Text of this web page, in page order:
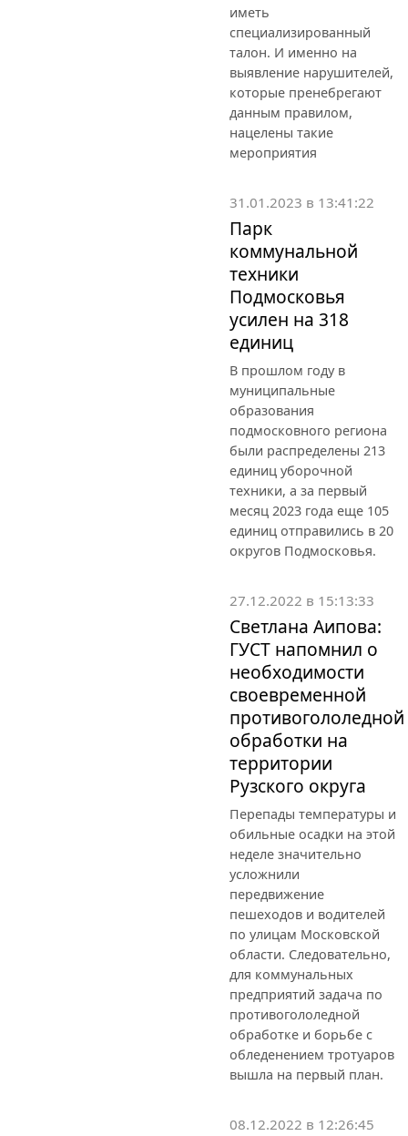
иметь
специализированный
талон. И именно на
выявление нарушителей,
которые пренебрегают
данным правилом,
нацелены такие
мероприятия
31.01.2023 в 13:41:22
Парк
коммунальной
техники
Подмосковья
усилен на 318
единиц
В прошлом году в
муниципальные
образования
подмосковного региона
были распределены 213
единиц уборочной
техники, а за первый
месяц 2023 года еще 105
единиц отправились в 20
округов Подмосковья.
27.12.2022 в 15:13:33
Светлана Аипова:
ГУСТ напомнил о
необходимости
своевременной
противогололедной
обработки на
территории
Рузского округа
Перепады температуры и
обильные осадки на этой
неделе значительно
усложнили
передвижение
пешеходов и водителей
по улицам Московской
области. Следовательно,
для коммунальных
предприятий задача по
противогололедной
обработке и борьбе с
обледенением тротуаров
вышла на первый план.
08.12.2022 в 12:26:45